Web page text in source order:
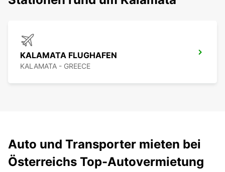
KALAMATA FLUGHAFEN
KALAMATA - GREECE
Auto und Transporter mieten bei
Österreichs Top-Autovermietung